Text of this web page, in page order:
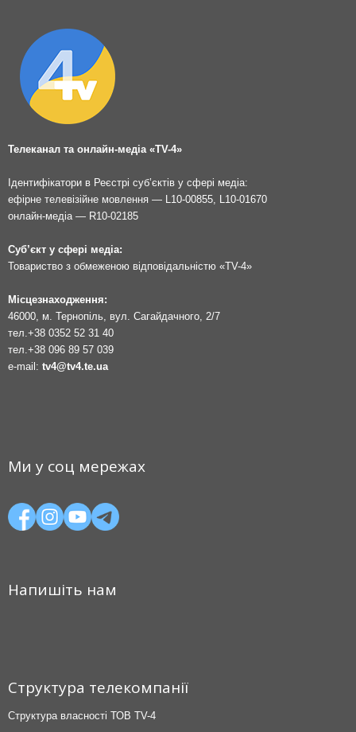
Телеканал та онлайн-медіа «TV-4»
Ідентифікатори в Реєстрі суб’єктів у сфері медіа:
ефірне телевізійне мовлення — L10-00855, L10-01670
онлайн-медіа — R10-02185
Суб’єкт у сфері медіа:
Товариство з обмеженою відповідальністю «TV-4»
Місцезнаходження:
46000, м. Тернопіль, вул. Сагайдачного, 2/7
тел. +38 0352 52 31 40
тел. +38 096 89 57 039
e-mail: tv4@tv4.te.ua
Ми у соц мережах
Напишіть нам
Структура телекомпанії
Структура власності ТОВ TV-4